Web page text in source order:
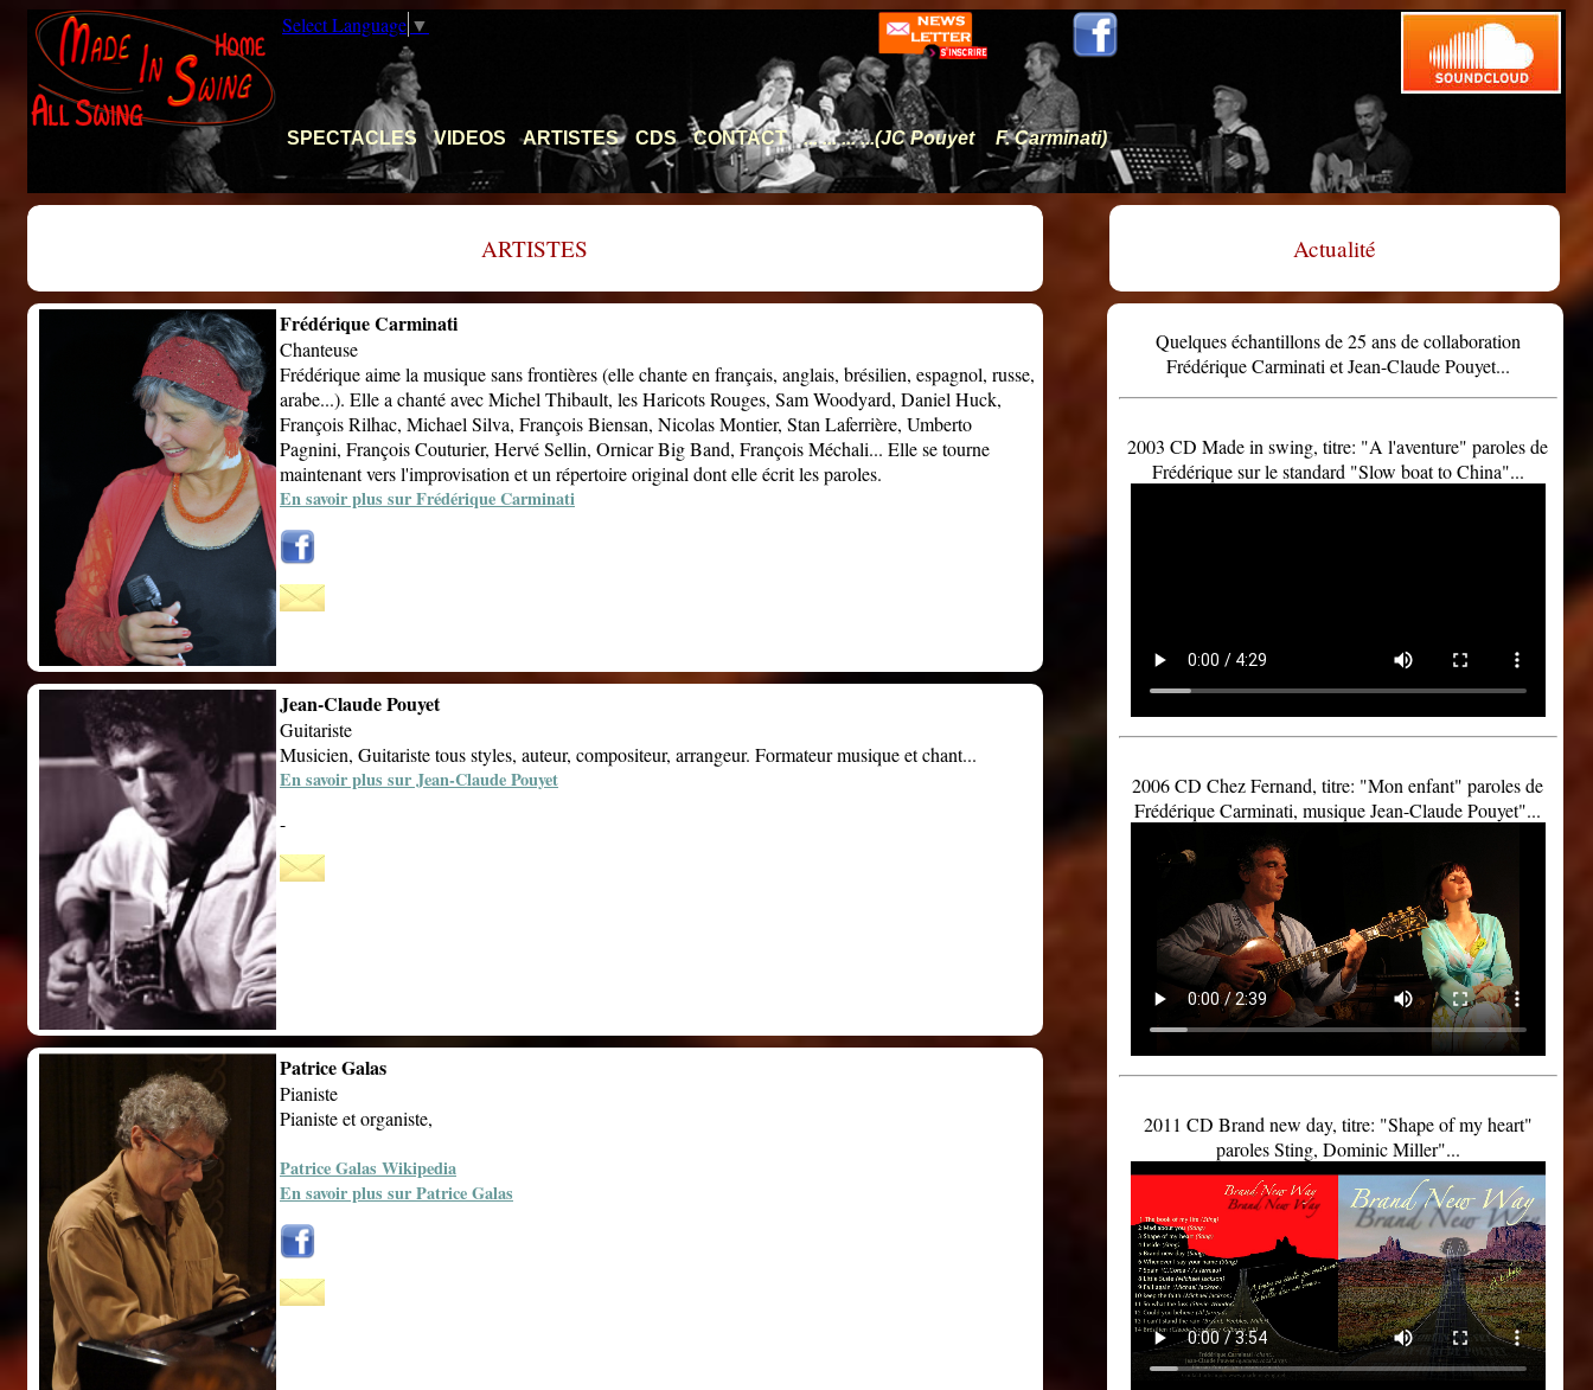
Select Language ▼
SPECTACLES VIDEOS ARTISTES CDS CONTACT ... ... ... ...(JC Pouyet F. Carminati)
Actualité
Quelques échantillons de 25 ans de collaboration
Frédérique Carminati et Jean-Claude Pouyet...
2003 CD Made in swing, titre: "A l'aventure" paroles de
Frédérique sur le standard "Slow boat to China"...
2006 CD Chez Fernand, titre: "Mon enfant" paroles de
Frédérique Carminati, musique Jean-Claude Pouyet"...
2011 CD Brand new day, titre: "Shape of my heart"
paroles Sting, Dominic Miller"...
ARTISTES
Frédérique Carminati
Chanteuse
Frédérique aime la musique sans frontières (elle chante en français, anglais, brésilien, espagnol, russe,
arabe...). Elle a chanté avec Michel Thibault, les Haricots Rouges, Sam Woodyard, Daniel Huck,
François Rilhac, Michael Silva, François Biensan, Nicolas Montier, Stan Laferrière, Umberto
Pagnini, François Couturier, Hervé Sellin, Ornicar Big Band, François Méchali... Elle se tourne
maintenant vers l'improvisation et un répertoire original dont elle écrit les paroles.
En savoir plus sur Frédérique Carminati
Jean-Claude Pouyet
Guitariste
Musicien, Guitariste tous styles, auteur, compositeur, arrangeur. Formateur musique et chant...
En savoir plus sur Jean-Claude Pouyet
-
Patrice Galas
Pianiste
Pianiste et organiste,
Patrice Galas Wikipedia
En savoir plus sur Patrice Galas